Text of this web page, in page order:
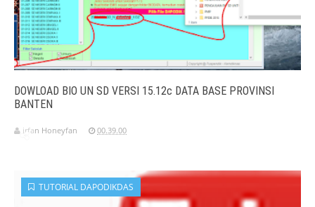
DOWLOAD BIO UN SD VERSI 15.12c DATA BASE PROVINSI
BANTEN
irfan Honeyfan 00.39.00
TUTORIAL DAPODIKDAS